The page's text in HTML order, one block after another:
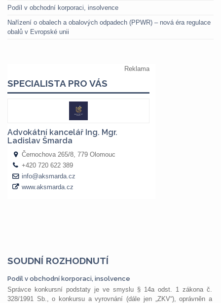
Podíl v obchodní korporaci, insolvence
Nařízení o obalech a obalových odpadech (PPWR) – nová éra regulace
obalů v Evropské unii
SOUDNÍ ROZHODNUTÍ
Podíl v obchodní korporaci, insolvence
Správce konkursní podstaty je ve smyslu § 14a odst. 1 zákona č.
328/1991 Sb., o konkursu a vyrovnání (dále jen „ZKV“), oprávněn a